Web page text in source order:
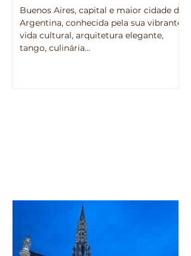
Buenos Aires, capital e maior cidade da
Argentina, conhecida pela sua vibrante
vida cultural, arquitetura elegante,
tango, culinária...